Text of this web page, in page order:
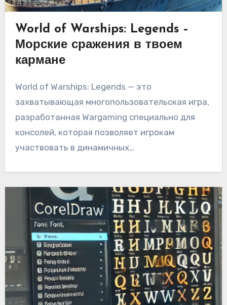
World of Warships: Legends –
Морские сражения в твоем
кармане
World of Warships: Legends — это
захватывающая многопользовательская игра,
разработанная Wargaming специально для
консолей, которая позволяет игрокам
участвовать в динамичных…